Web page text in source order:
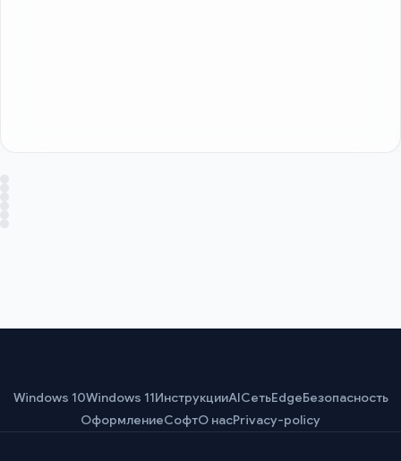
Windows 10Windows 11ИнструкцииAIСетьEdgeБезопасность
ОформлениеСофтО насPrivacy-policy